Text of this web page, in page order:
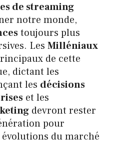
de streaming
notre monde,
toujours plus
Les Milléniaux
de cette
dictant les
les décisions
et les
devront rester
pour
du marché